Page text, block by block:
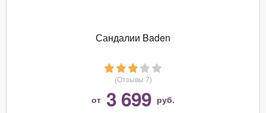
Сандалии Baden
(Отзывы 7)
от 3 699 руб.